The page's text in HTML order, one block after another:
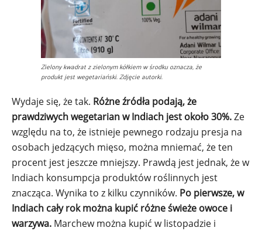
Zielony kwadrat z zielonym kółkiem w środku oznacza, że
produkt jest wegetariański. Zdjęcie autorki.
Wydaje się, że tak. Różne źródła podają, że
prawdziwych wegetarian w Indiach jest około 30%.Ze
względu na to, że istnieje pewnego rodzaju presja na
osobach jedzących mięso, można mniemać, że ten
procent jest jeszcze mniejszy. Prawdą jest jednak, że w
Indiach konsumpcja produktów roślinnych jest
znacząca. Wynika to z kilku czynników. Po pierwsze, w
Indiach cały rok można kupić różne świeże owoce i
warzywa. Marchew można kupić w listopadzie i